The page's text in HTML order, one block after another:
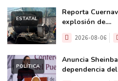
ESTATAL
Reporta
explosión de....
2026-08-06
POLÍTICA
Anuncia
dependencia